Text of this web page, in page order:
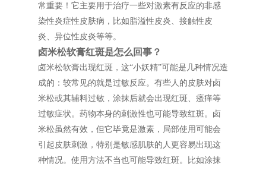
常重要！它主要用于治疗一些对激素有反应的非感
染性炎症性皮肤病，比如脂溢性皮炎、接触性皮
炎、异位性皮炎等等。
卤米松软膏红斑是怎么回事？
卤米松软膏出现红斑，这“小妖精”可能是几种情况造
成的：较常见的就是过敏反应。有些人的皮肤对卤
米松或其辅料过敏，涂抹后就会出现红斑、瘙痒等
过敏症状。药物本身的刺激性也可能导致红斑。卤
米松虽然有效，但它毕竟是激素，局部使用可能会
引起皮肤刺激，特别是敏感肌肤的人更容易出现这
种情况。使用方法不当也可能导致红斑。比如涂抹